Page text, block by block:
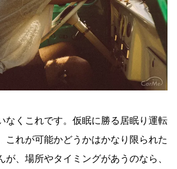
なくこれです。仮眠に勝る居眠り運転
これが可能かどうかはかなり限られた
が、場所やタイミングがあうのなら、